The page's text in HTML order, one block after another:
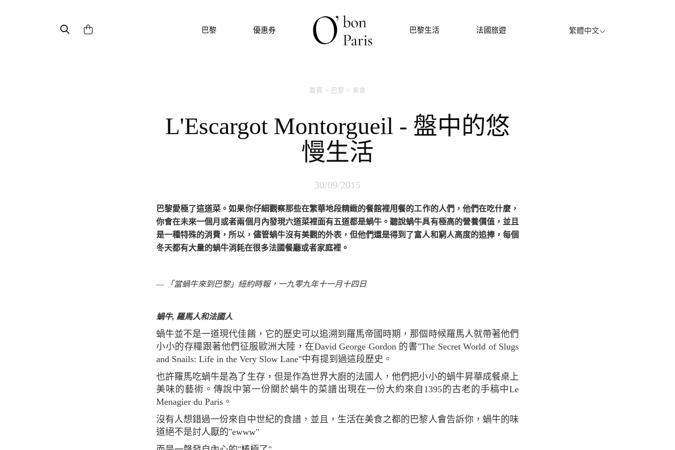
巴黎 優惠券 巴黎生活 法國旅遊 繁體中文
首頁 巴黎 美食
L'Escargot Montorgueil - 盤中的悠
慢生活
30/09/2015
巴黎愛極了這道菜。如果你仔細觀察那些在繁華地段精緻的餐館裡用餐的工作的人們，他們在吃什麼，
你會在未來一個月或者兩個月內發現六道菜裡面有五道都是蝸牛。聽說蝸牛具有極高的營養價值，並且
是一種特殊的消費，所以，儘管蝸牛沒有美觀的外表，但他們還是得到了富人和窮人高度的追捧，每個
冬天都有大量的蝸牛消耗在很多法國餐廳或者家庭裡。
--- 「當蝸牛來到巴黎」紐約時報，一九零九年十一月十四日
蝸牛, 羅馬人和法國人
蝸牛並不是一道現代佳餚，它的歷史可以追溯到羅馬帝國時期，那個時候羅馬人就帶著他們
小小的存糧跟著他們征服歐洲大陸，在David George Gordon 的書"The Secret World of Slugs
and Snails: Life in the Very Slow Lane"中有提到過這段歷史。
也許羅馬吃蝸牛是為了生存，但是作為世界大廚的法國人，他們把小小的蝸牛昇華成餐桌上
美味的藝術。傳說中第一份關於蝸牛的菜譜出現在一份大約來自1395的古老的手稿中Le
Menagier du Paris。
沒有人想錯過一份來自中世紀的食譜，並且，生活在美食之都的巴黎人會告訴你，蝸牛的味
道絕不是討人厭的"ewww"